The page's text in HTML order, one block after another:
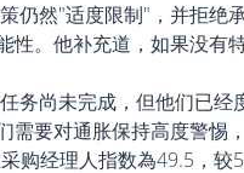
仍然"适度限制"，并拒绝
。他补充道，如果没有
务尚未完成，但他们已经
要对通胀保持高度警惕
购经理人指数為49.5，较